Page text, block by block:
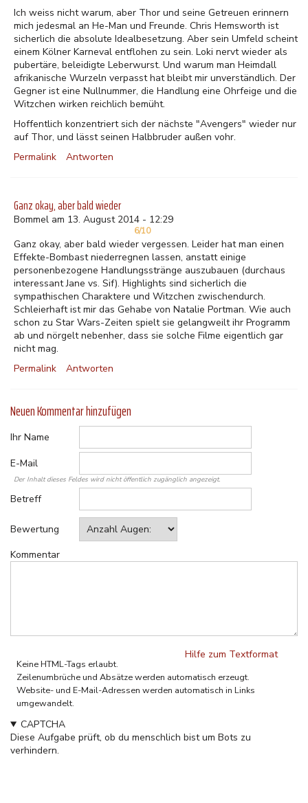
Ich weiss nicht warum, aber Thor und seine Getreuen erinnern
mich jedesmal an He-Man und Freunde. Chris Hemsworth ist
sicherlich die absolute Idealbesetzung. Aber sein Umfeld scheint
einem Kölner Karneval entflohen zu sein. Loki nervt wieder als
pubertäre, beleidigte Leberwurst. Und warum man Heimdall
afrikanische Wurzeln verpasst hat bleibt mir unverständlich. Der
Gegner ist eine Nullnummer, die Handlung eine Ohrfeige und die
Witzchen wirken reichlich bemüht.
Hoffentlich konzentriert sich der nächste "Avengers" wieder nur
auf Thor, und lässt seinen Halbbruder außen vohr.
Permalink
Antworten
Ganz okay, aber bald wieder
Bommel am 13. August 2014 - 12:29
6/10
Ganz okay, aber bald wieder vergessen. Leider hat man einen
Effekte-Bombast niederregnen lassen, anstatt einige
personenbezogene Handlungsstränge auszubauen (durchaus
interessant Jane vs. Sif). Highlights sind sicherlich die
sympathischen Charaktere und Witzchen zwischendurch.
Schleierhaft ist mir das Gehabe von Natalie Portman. Wie auch
schon zu Star Wars-Zeiten spielt sie gelangweilt ihr Programm
ab und nörgelt nebenher, dass sie solche Filme eigentlich gar
nicht mag.
Permalink
Antworten
Neuen Kommentar hinzufügen
Ihr Name
E-Mail
Der Inhalt dieses Feldes wird nicht öffentlich zugänglich angezeigt.
Betreff
Bewertung
Kommentar
Hilfe zum Textformat
Keine HTML-Tags erlaubt.
Zeilenumbrüche und Absätze werden automatisch erzeugt.
Website- und E-Mail-Adressen werden automatisch in Links
umgewandelt.
CAPTCHA
Diese Aufgabe prüft, ob du menschlich bist um Bots zu
verhindern.